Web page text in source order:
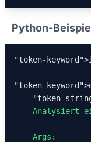
Python-
"token-keyword"
"token-keyword"
"token-
Analysiert
    Args: